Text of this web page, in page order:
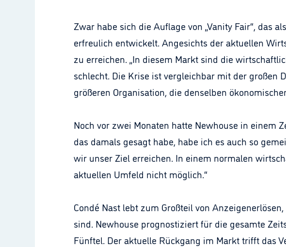
Zwar habe sich die Auflage von „Vanity Fair“, das
erfreulich entwickelt. Angesichts der aktuellen
zu erreichen. „In diesem Markt sind die
schlecht. Die Krise ist vergleichbar mit der großen
größeren Organisation, die denselben
Noch vor zwei Monaten hatte Newhouse in einem
das damals gesagt habe, habe ich es auch so
wir unser Ziel erreichen. In einem normalen
aktuellen Umfeld nicht möglich.“
Condé Nast lebt zum Großteil von
sind. Newhouse prognostiziert für die gesamte
Fünftel. Der aktuelle Rückgang im Markt trifft das